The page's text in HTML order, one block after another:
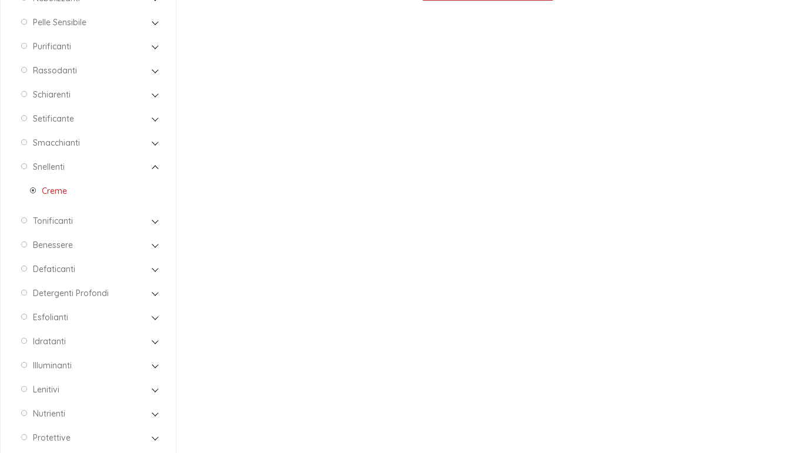
Pelle Sensibile
Purificanti
Rassodanti
Schiarenti
Setificante
Smacchianti
Snellenti
Creme
Tonificanti
Benessere
Defaticanti
Detergenti Profondi
Esfolianti
Idratanti
Illuminanti
Lenitivi
Nutrienti
Protettive